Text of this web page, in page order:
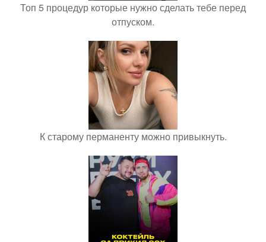
Топ 5 процедур которые нужно сделать тебе перед
отпуском.
К старому перманенту можно привыкнуть.